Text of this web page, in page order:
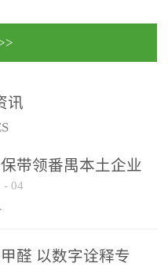
家通过设在对外开放口
及各出入境边防检查
讯
带领番禺本​土企业
向“新”
- 04
醛 以数字诠释专